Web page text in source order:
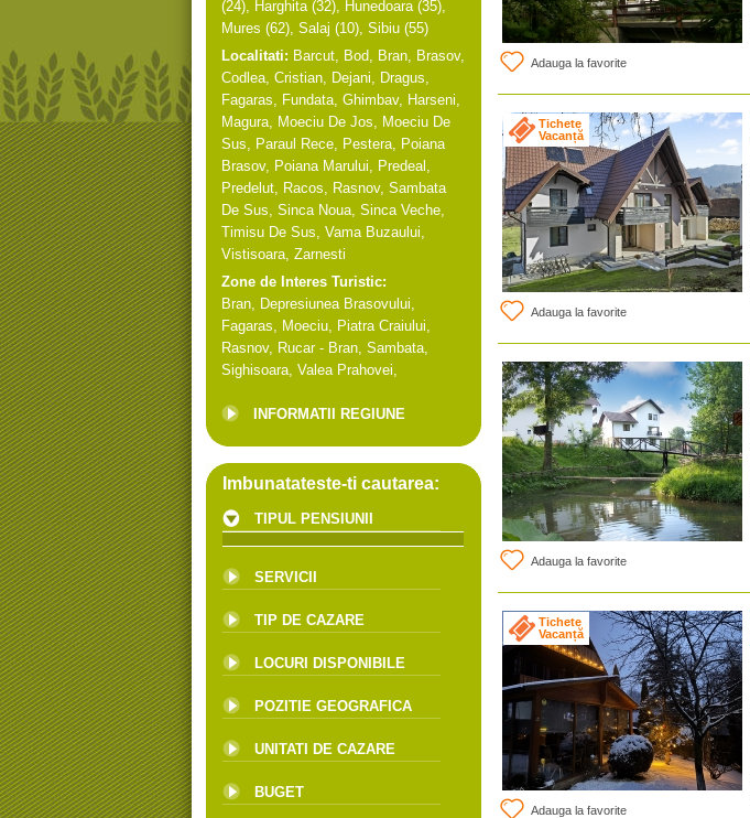
(24), Harghita(32), Hunedoara(35),
Mures (62), Salaj (10), Sibiu (55)
Localitati: Barcut, Bod, Bran, Brasov,
Codlea, Cristian, Dejani, Dragus,
Fagaras, Fundata, Ghimbav, Harseni,
Magura, Moeciu De Jos, Moeciu De
Sus, Paraul Rece, Pestera, Poiana
Brasov, Poiana Marului, Predeal ,
Predelut, Racos, Rasnov, Sambata
De Sus, Sinca Noua, Sinca Veche,
Timisu De Sus, Vama Buzaului,
Vistisoara, Zarnesti
Zone de Interes Turistic:
Bran, Depresiunea Brasovului,
Fagaras, Moeciu, Piatra Craiului,
Rasnov, Rucar - Bran, Sambata,
Sighisoara, Valea Prahovei,
INFORMATII REGIUNE
Imbunatateste-ti cautarea:
TIPUL PENSIUNII
SERVICII
TIP DE CAZARE
LOCURI DISPONIBILE
POZITIE GEOGRAFICA
UNITATI DE CAZARE
BUGET
Adauga la favorite
Tichete
Vacanță
Adauga la favorite
Adauga la favorite
Tichete
Vacanță
Adauga la favorite